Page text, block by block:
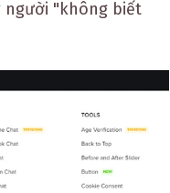
người "không biết